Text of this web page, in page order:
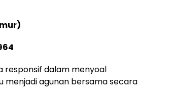
responsif dalam menyoal
menjadi agunan bersama secara